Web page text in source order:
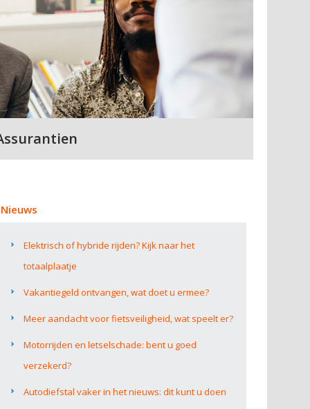
Nieuws
Elektrisch of hybride rijden? Kijk naar het
totaalplaatje
Vakantiegeld ontvangen, wat doet u ermee?
Meer aandacht voor fietsveiligheid, wat speelt er?
Motorrijden en letselschade: bent u goed
verzekerd?
Autodiefstal vaker in het nieuws: dit kunt u doen